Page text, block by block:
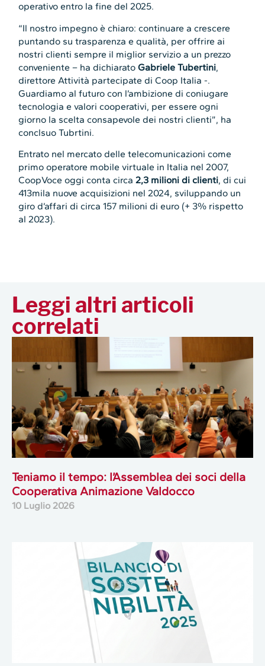
operativo entro la fine del 2025.
“Il nostro impegno è chiaro: continuare a crescere
puntando su trasparenza e qualità, per offrire ai
nostri clienti sempre il miglior servizio a un prezzo
conveniente – ha dichiaratoGabriele Tubertini,
direttore Attività partecipate di Coop Italia -.
Guardiamo al futuro con l’ambizione di coniugare
tecnologia e valori cooperativi, per essere ogni
giorno la scelta consapevole dei nostri clienti”, ha
conclsuo Tubrtini.
Entrato nel mercato delle telecomunicazioni come
primo operatore mobile virtuale in Italia nel 2007,
CoopVoce oggi conta circa2,3 milioni di clienti, di cui
413mila nuove acquisizioni nel 2024, sviluppando un
giro d’affari di circa 157 milioni di euro (+ 3% rispetto
al 2023).
Leggi altri articoli
correlati
Teniamo il tempo: l’Assemblea dei soci della
Cooperativa Animazione Valdocco
10 Luglio 2026